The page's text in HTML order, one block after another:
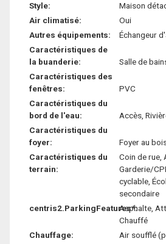
Style:
Maison
Air climatisé:
Oui
Autres équipements:
Échangeur
Caractéristiques de
la buanderie:
Salle de
Caractéristiques des
fenêtres:
PVC
Caractéristiques du
bord de l'eau:
Accès,
Caractéristiques du
foyer:
Foyer au
Caractéristiques du
terrain:
Coin de rue,
Garderie/
cyclable,
secondaire
centris2.ParkingFeatures*:
Asphalte,
Chauffé
Chauffage:
Air soufflé